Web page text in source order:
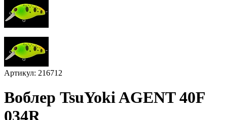
Артикул: 216712
Воблер TsuYoki AGENT 40F
034R